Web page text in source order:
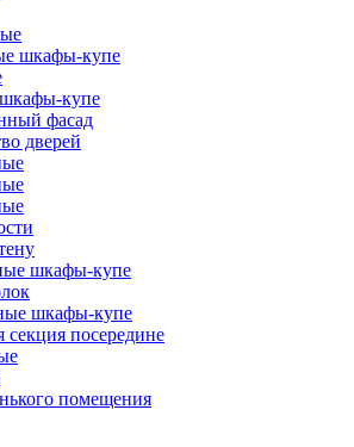
шкафы-купе
купе
фасад
дверей
шкафы-купе
шкафы-купе
секция посередине
помещения